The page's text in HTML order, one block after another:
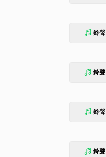
鈴聲
鈴聲
鈴聲
鈴聲